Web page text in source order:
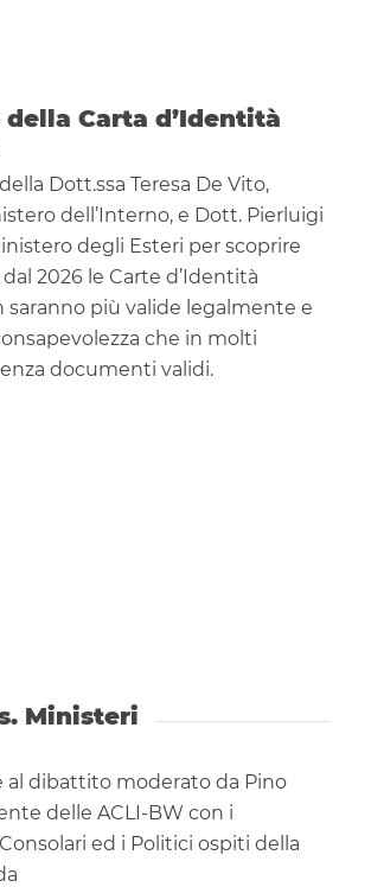
Carta d’Identità
Dott.ssa Teresa De Vito,
dell’Interno, e Dott. Pierluigi
degli Esteri per scoprire
2026 le Carte d’Identità
saranno più valide legalmente e
che in molti
documenti validi.
Ministeri
al dibattito moderato da Pino
delle ACLI-BW con i
ed i Politici ospiti della